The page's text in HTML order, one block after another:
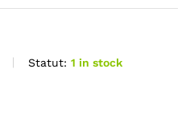
Statut: 1 in stock